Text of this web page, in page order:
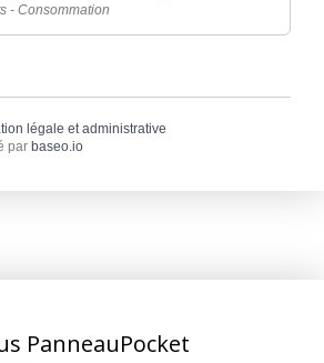
- Consommation
légale et administrative
par baseo.io
PanneauPocket